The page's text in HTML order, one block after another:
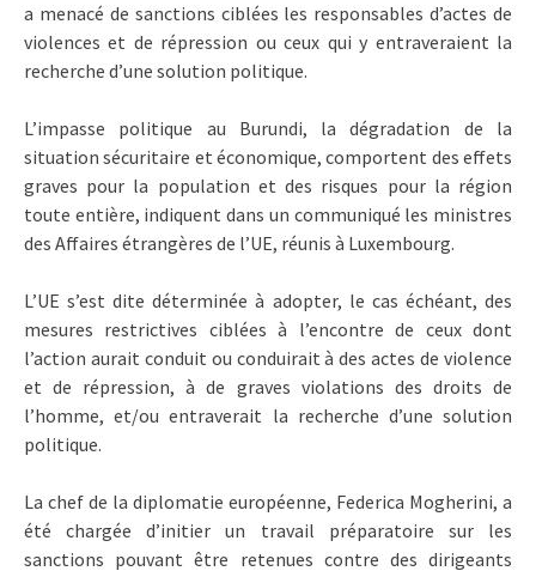
a menacé de sanctions ciblées les responsables d’actes de
violences et de répression ou ceux qui y entraveraient la
recherche d’une solution politique.
L’impasse politique au Burundi, la dégradation de la
situation sécuritaire et économique, comportent des effets
graves pour la population et des risques pour la région
toute entière, indiquent dans un communiqué les ministres
des Affaires étrangères de l’UE, réunis à Luxembourg.
L’UE s’est dite déterminée à adopter, le cas échéant, des
mesures restrictives ciblées à l’encontre de ceux dont
l’action aurait conduit ou conduirait à des actes de violence
et de répression, à de graves violations des droits de
l’homme, et/ou entraverait la recherche d’une solution
politique.
La chef de la diplomatie européenne, Federica Mogherini, a
été chargée d’initier un travail préparatoire sur les
sanctions pouvant être retenues contre des dirigeants